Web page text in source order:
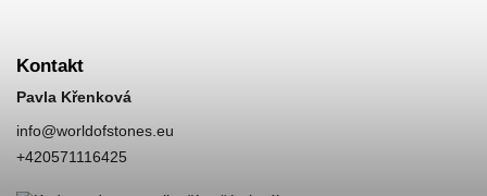
Kontakt
Pavla Křenková
info@worldofstones.eu
+420571116425